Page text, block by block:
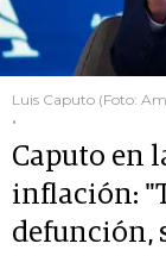
Luis Caputo (Foto:
.
Caputo en
inflación:
defunción,